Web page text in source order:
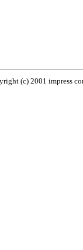
(c) 2001 impress